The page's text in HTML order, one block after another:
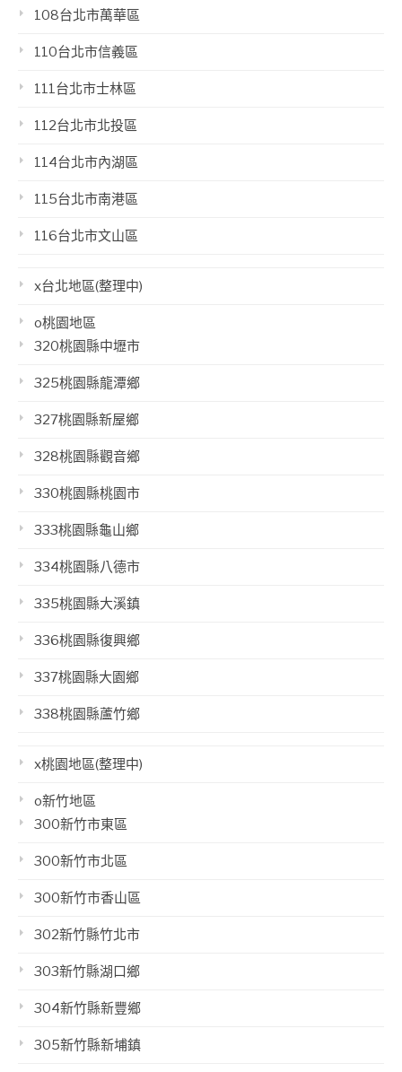
108台北市萬華區
110台北市信義區
111台北市士林區
112台北市北投區
114台北市內湖區
115台北市南港區
116台北市文山區
x台北地區(整理中)
o桃園地區
320桃園縣中壢市
325桃園縣龍潭鄉
327桃園縣新屋鄉
328桃園縣觀音鄉
330桃園縣桃園市
333桃園縣龜山鄉
334桃園縣八德市
335桃園縣大溪鎮
336桃園縣復興鄉
337桃園縣大園鄉
338桃園縣蘆竹鄉
x桃園地區(整理中)
o新竹地區
300新竹市東區
300新竹市北區
300新竹市香山區
302新竹縣竹北市
303新竹縣湖口鄉
304新竹縣新豐鄉
305新竹縣新埔鎮